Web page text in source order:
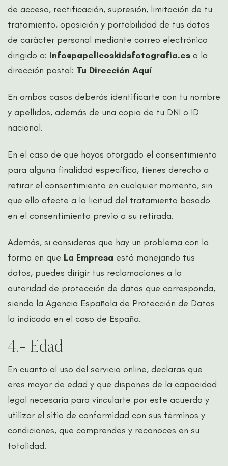
de acceso, rectificación, supresión, limitación de tu
tratamiento, oposición y portabilidad de tus datos
de carácter personal mediante correo electrónico
dirigido a: info@papelicoskidsfotografia.es o la
dirección postal: Tu Dirección Aquí
En ambos casos deberás identificarte con tu nombre
y apellidos, además de una copia de tu DNI o ID
nacional.
En el caso de que hayas otorgado el consentimiento
para alguna finalidad específica, tienes derecho a
retirar el consentimiento en cualquier momento, sin
que ello afecte a la licitud del tratamiento basado
en el consentimiento previo a su retirada.
Además, si consideras que hay un problema con la
forma en que La Empresa está manejando tus
datos, puedes dirigir tus reclamaciones a la
autoridad de protección de datos que corresponda,
siendo la Agencia Española de Protección de Datos
la indicada en el caso de España.
4.- Edad
En cuanto al uso del servicio online, declaras que
eres mayor de edad y que dispones de la capacidad
legal necesaria para vincularte por este acuerdo y
utilizar el sitio de conformidad con sus términos y
condiciones, que comprendes y reconoces en su
totalidad.